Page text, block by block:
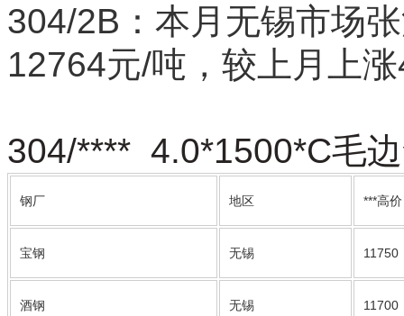
304/2B：本月无锡市场
12764元/吨，较上月上
304/**** 4.0*1500*C毛
钢厂 地区 ***高价
宝钢 无锡 11750
酒钢 无锡 11700